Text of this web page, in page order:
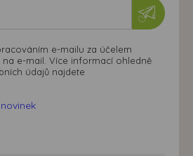
e-mailu za účelem
na e-mail. Více informací ohledně
údajů najdete